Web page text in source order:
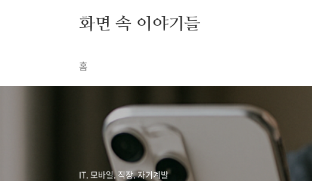
화면 속 이야기들
홈
IT. 모바일. 직장. 자기계발